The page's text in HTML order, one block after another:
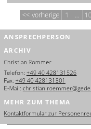
vorherige 1 …
ANSPRECHPERSON
ARCHIV
Christian Römmer
Telefon: +49 40 428131526
Fax: +49 40 428131501
E-Mail:
MEHR ZUM THEMA
Kontaktformular zur